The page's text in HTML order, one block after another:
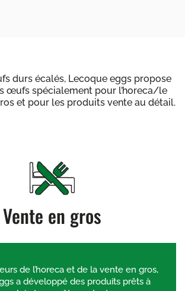
durs écalés, Lecoque eggs propose
œufs spécialement pour l’horeca/le
et pour les produits vente au détail.
Vente en gros
de l’horeca et de la vente en gros,
a développé des produits prêts à